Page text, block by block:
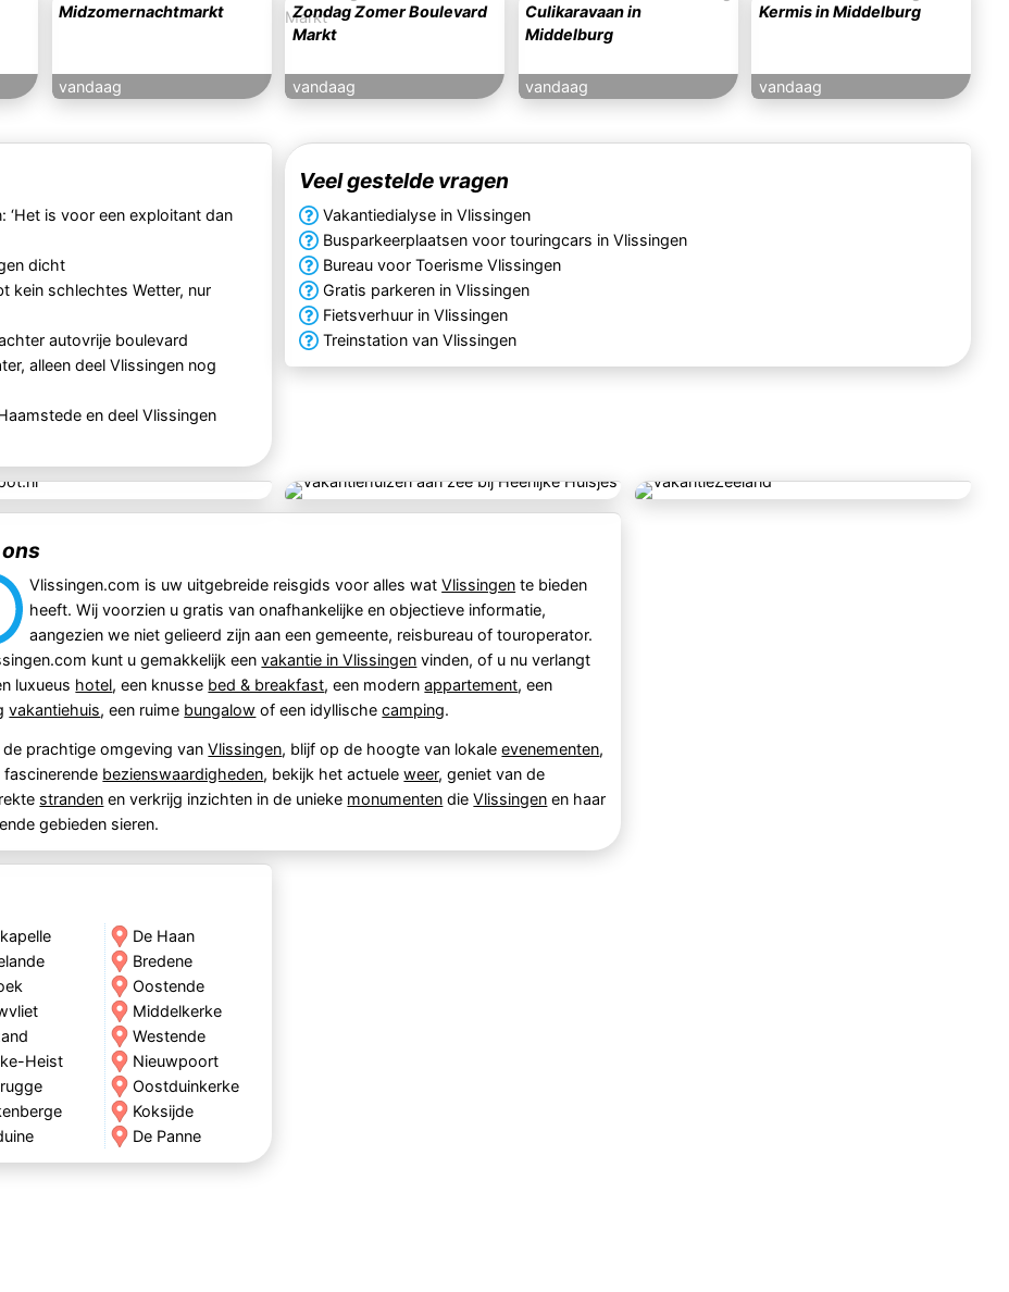
Midzomernachtmarkt
vandaag
Zondag Zomer Boulevard
Markt
vandaag
Culikaravaan in
Middelburg
vandaag
Kermis in Middelburg
vandaag
‘Het is voor een exploitant dan
dicht
kein schlechtes Wetter, nur
autovrije boulevard
alleen deel Vlissingen nog
en deel Vlissingen
Veel gestelde vragen
Vakantiedialyse in Vlissingen
Busparkeerplaatsen voor touringcars in Vlissingen
Bureau voor Toerisme Vlissingen
Gratis parkeren in Vlissingen
Fietsverhuur in Vlissingen
Treinstation van Vlissingen
Vlissingen.com is uw uitgebreide reisgids voor alles watVlissingen te bieden
heeft. Wij voorzien u gratis van onafhankelijke en objectieve informatie,
aangezien we niet gelieerd zijn aan een gemeente, reisbureau of touroperator.
kunt u gemakkelijk eenvakantie in Vlissingen vinden, of u nu verlangt
luxueus hotel, een knusse bed & breakfast, een modernappartement, een
vakantiehuis, een ruime bungalow of een idyllischecamping.
de prachtige omgeving vanVlissingen, blijf op de hoogte van lokaleevenementen,
bezienswaardigheden, bekijk het actueleweer, geniet van de
stranden en verkrijg inzichten in de unieke monumenten dieVlissingen en haar
gebieden sieren.
Heist
De Haan
Bredene
Oostende
Middelkerke
Westende
Nieuwpoort
Oostduinkerke
Koksijde
De Panne